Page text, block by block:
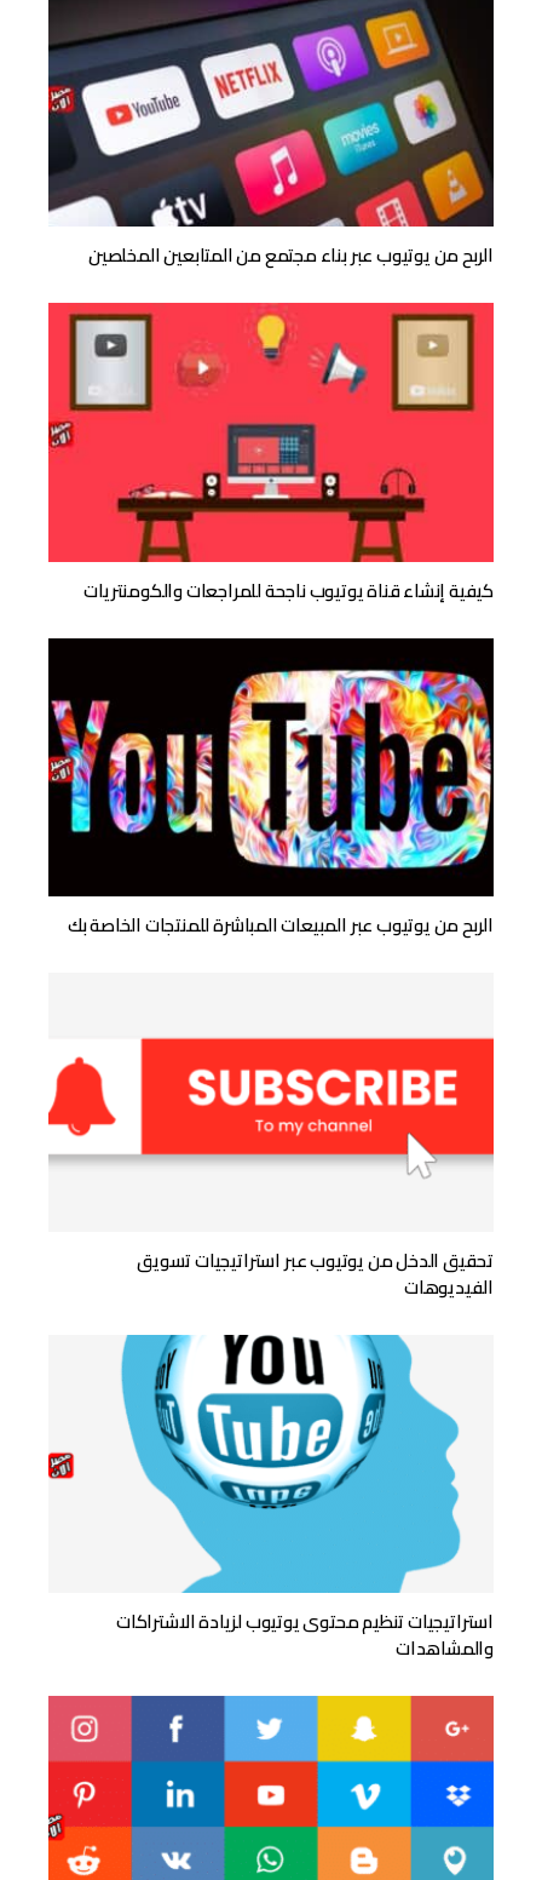
الربح من يوتيوب عبر بناء مجتمع من المتابعين المخلصين
كيفية إنشاء قناة يوتيوب ناجحة للمراجعات والكومنتريات
الربح من يوتيوب عبر المبيعات المباشرة للمنتجات الخاصة بك
تحقيق الدخل من يوتيوب عبر استراتيجيات تسويق
الفيديوهات
استراتيجيات تنظيم محتوى يوتيوب لزيادة الاشتراكات
والمشاهدات